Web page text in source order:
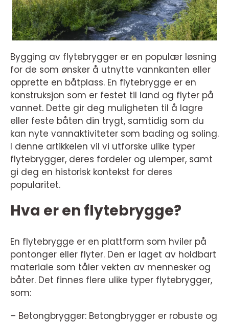
Bygging av flytebrygger er en populær løsning
for de som ønsker å utnytte vannkanten eller
opprette en båtplass. En flytebrygge er en
konstruksjon som er festet til land og flyter på
vannet. Dette gir deg muligheten til å lagre
eller feste båten din trygt, samtidig som du
kan nyte vannaktiviteter som bading og soling.
I denne artikkelen vil vi utforske ulike typer
flytebrygger, deres fordeler og ulemper, samt
gi deg en historisk kontekst for deres
popularitet.
Hva er en flytebrygge?
En flytebrygge er en plattform som hviler på
pontonger eller flyter. Den er laget av holdbart
materiale som tåler vekten av mennesker og
båter. Det finnes flere ulike typer flytebrygger,
som:
– Betongbrygger: Betongbrygger er robuste og